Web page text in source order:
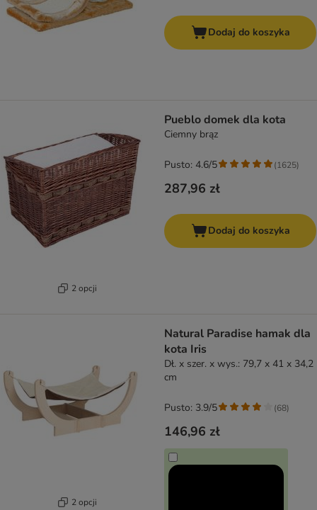
Dodaj do koszyka
2 opcji
Pueblo domek dla kota
Ciemny brąz
287,96 zł
Pusto: 4.6/5 (1625)
Dodaj do koszyka
2 opcji
Natural Paradise hamak dla
kota Iris
Dł. x szer. x wys.: 79,7 x 41 x 34,2
cm
146,96 zł
Pusto: 3.9/5 (68)